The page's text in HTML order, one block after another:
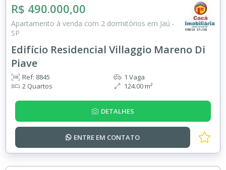
R$ 490.000,00
Apartamento à venda com 2 dormitórios em Jaú -
SP
Edifício Residencial Villaggio Mareno Di
Piave
Ref: 8845
2 Quartos
1 Vaga
124.00 m²
DETALHES
ENTRE EM CONTATO